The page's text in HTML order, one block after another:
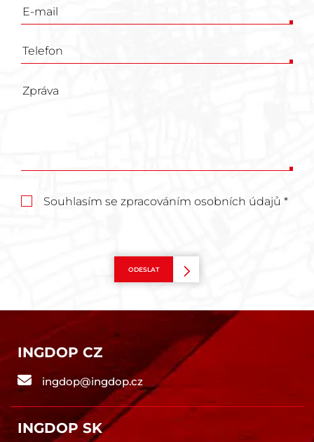
Souhlasím se zpracováním osobních údajů *
ODESLAT
INGDOP CZ
ingdop@ingdop.cz
INGDOP SK